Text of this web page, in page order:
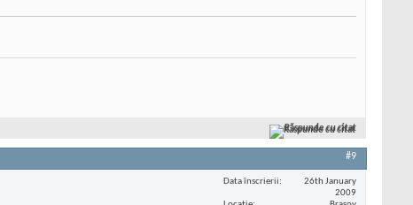
Răspunde cu citat
#9
Data înscrierii
26th January
2009